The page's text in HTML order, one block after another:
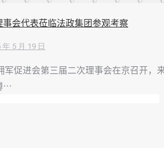
会代表莅临法政集团参观考察
年 5 月 19 日
军促进会第三届二次理事会在京召开
…